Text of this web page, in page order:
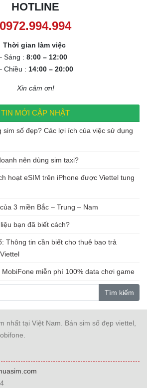
HOTLINE
0972.994.994
Thời gian làm việc
Sáng : 8:00 – 12:00
Chiều : 14:00 – 20:00
Xin cảm ơn!
TIN MỚI CẬP NHẬT
sim số đẹp? Các lợi ích của việc sử dụng
nên dùng sim taxi?
hoạt eSIM trên iPhone được Viettel tung
3 miền Bắc – Trung – Nam
bạn đã biết cách?
Thông tin cần biết cho thuê bao trả
miễn phí 100% data chơi game
Tìm kiếm
nhất tại Việt Nam. Bán sim số đẹp viettel,